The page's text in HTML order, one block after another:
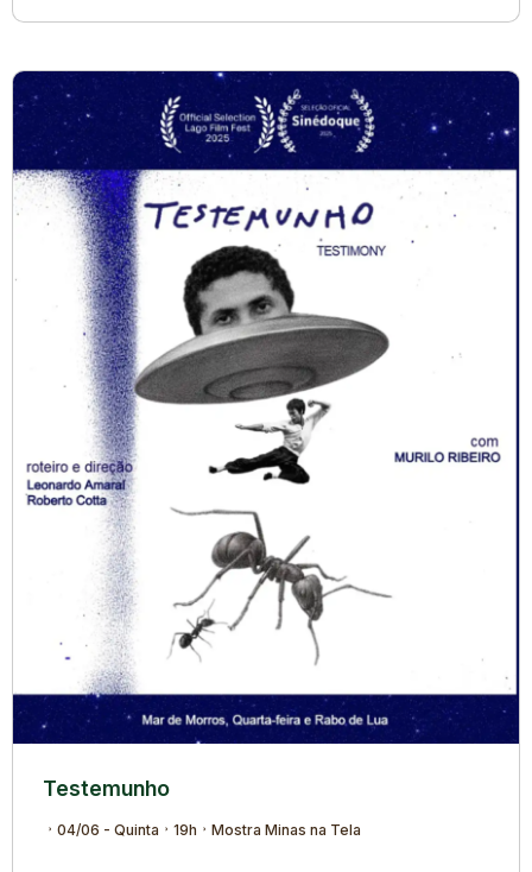
Testemunho
04/06 - Quinta 19h Mostra Minas na Tela